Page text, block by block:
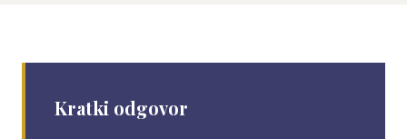
Kratki odgovor